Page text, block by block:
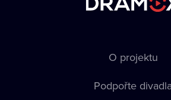
O projektu
Podpořte divadla